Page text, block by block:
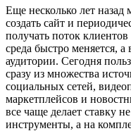
Еще несколько лет
создать сайт и
получать поток
среда быстро меняется,
аудитории. Сегодня
сразу из множества
социальных сетей,
маркетплейсов и
все чаще делает ставку
инструменты, а на